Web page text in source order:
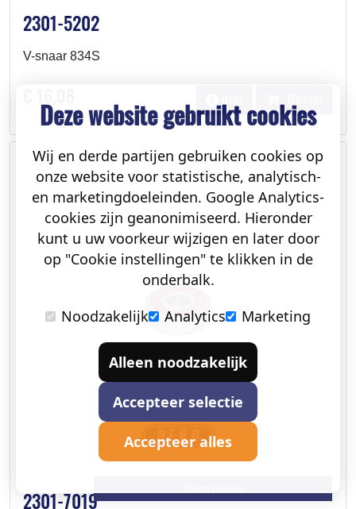
2301-5202
V-snaar 834S
2301-7019
Deze website gebruikt cookies
Wij en derde partijen gebruiken cookies op
onze website voor statistische, analytisch-
en marketingdoeleinden. Google Analytics-
cookies zijn geanonimiseerd. Hieronder
kunt u uw voorkeur wijzigen en later door
op "Cookie instellingen" te klikken in de
onderbalk.
Noodzakelijk
Analytics Marketing
Alleen noodzakelijk
Accepteer selectie
Accepteer alles